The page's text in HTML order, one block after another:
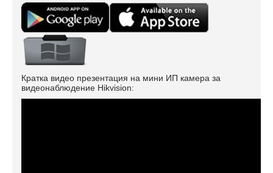
Кратка видео презентация на мини ИП камера за
видеонаблюдение Hikvision: